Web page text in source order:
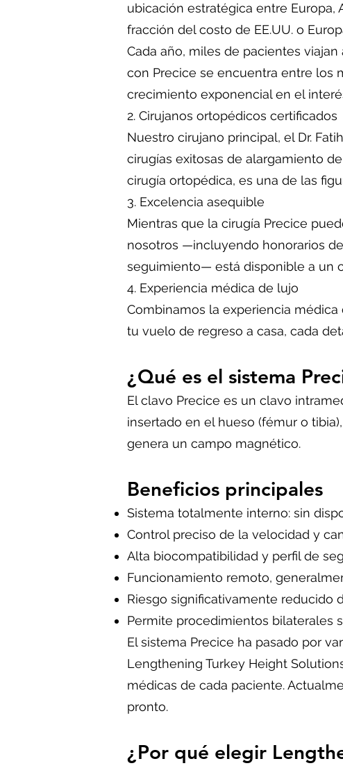
ubicación estratégica entre Europa,
fracción del costo de EE.UU. o
Cada año, miles de pacientes
con Precice se encuentra entre los
crecimiento exponencial en el
2. Cirujanos ortopédicos certificados
Nuestro cirujano principal, el Dr.
cirugías exitosas de alargamiento
cirugía ortopédica, es una de las
3. Excelencia asequible
Mientras que la cirugía Precice
nosotros —incluyendo honorarios
seguimiento— está disponible a un
4. Experiencia médica de lujo
Combinamos la experiencia
tu vuelo de regreso a casa, cada
¿Qué es el sistema
El clavo Precice es un clavo
insertado en el hueso (fémur o
genera un campo magnético.
Beneficios principales
Sistema totalmente interno: sin
Control preciso de la velocidad y
Alta biocompatibilidad y perfil de
Funcionamiento remoto,
Riesgo significativamente reducido
Permite procedimientos bilaterales
El sistema Precice ha pasado por
Lengthening Turkey Height
médicas de cada paciente.
pronto.
¿Por qué elegir